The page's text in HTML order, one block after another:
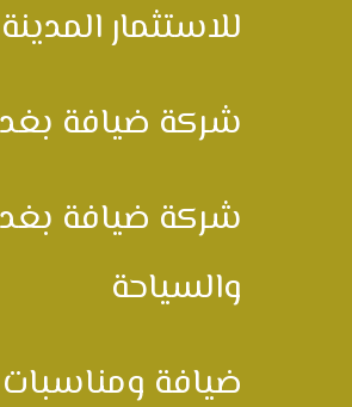
للاستثمار
شركة ضيافة
شركة ضيافة
والسياحة
ضيافة ومناسبات